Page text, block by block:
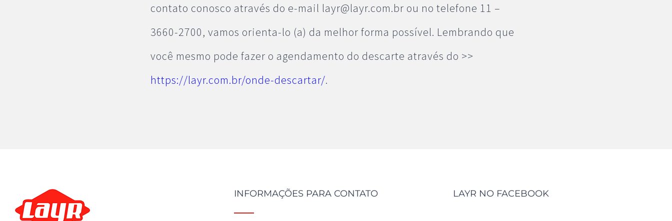
contato conosco através do e-mail layr@layr.com.br ou no telefone 11 –
3660-2700, vamos orienta-lo (a) da melhor forma possível. Lembrando que
você mesmo pode fazer o agendamento do descarte através do >>
https://layr.com.br/onde-descartar/.
INFORMAÇÕES PARA CONTATO LAYR NO FACEBOOK